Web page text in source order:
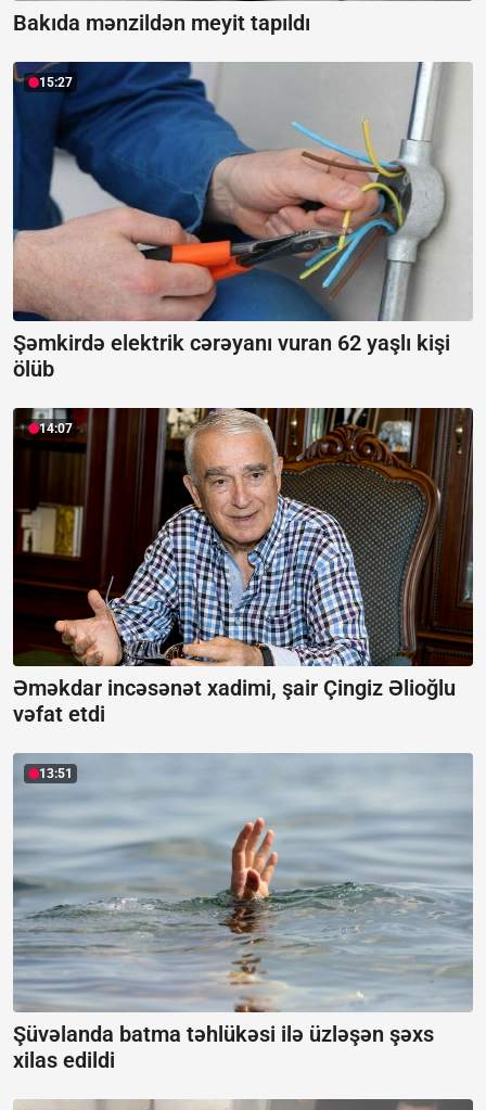
Bakıda mənzildən meyit tapıldı
15:27
Şəmkirdə elektrik cərəyanı vuran 62 yaşlı kişi
ölüb
14:07
Əməkdar incəsənət xadimi, şair Çingiz Əlioğlu
vəfat etdi
13:51
Şüvəlanda batma təhlükəsi ilə üzləşən şəxs
xilas edildi